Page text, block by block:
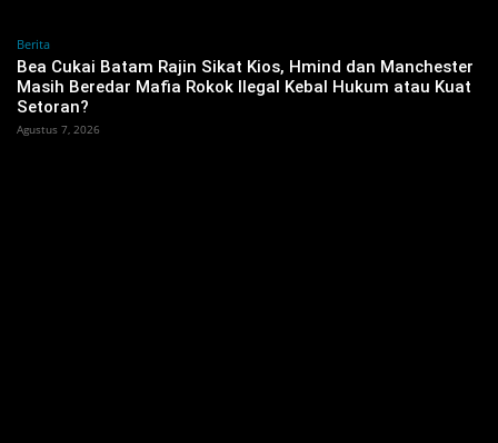
Berita
‎Bea Cukai Batam Rajin Sikat Kios, Hmind dan Manchester
Masih Beredar Mafia Rokok Ilegal Kebal Hukum atau Kuat
Setoran?
Agustus 7, 2026